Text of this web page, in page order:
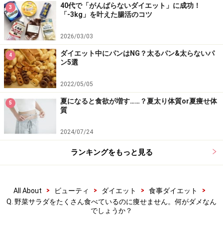
3
40代で「がんばらないダイエット」に成功！
「-3kg」を叶えた腸活のコツ
2026/03/03
4
ダイエット中にパンはNG？太るパン&太らないパ
ン5選
2022/05/05
5
夏になると食欲が増す……？夏太り体質or夏痩せ体
質
2024/07/24
ランキングをもっと見る
All About > ビューティ > ダイエット > 食事ダイエット
>
Q. 野菜サラダをたくさん食べているのに痩せません。何がダメなん
でしょうか？